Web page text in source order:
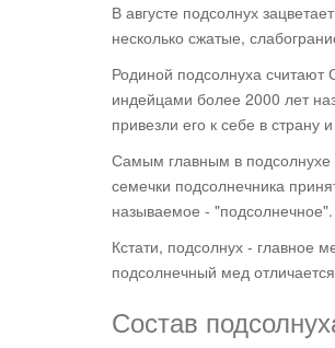
В августе подсолнух
несколько сжатые,
Родиной подсолнуха считают
индейцами более 2000 лет
привезли его к себе в страну
Самым главным в подсолнухе
семечки подсолнечника
называемое - "подсолнечное".
Кстати, подсолнух - главное
подсолнечный мед
Состав